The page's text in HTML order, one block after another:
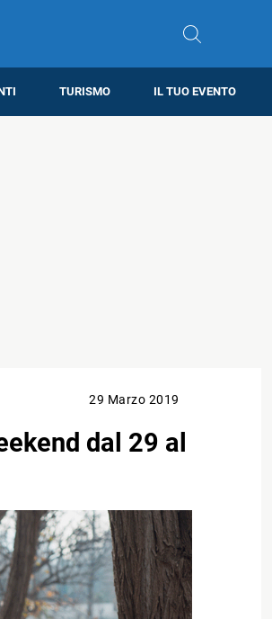
TURISMO IL TUO EVENTO
29 Marzo 2019
dal 29 al